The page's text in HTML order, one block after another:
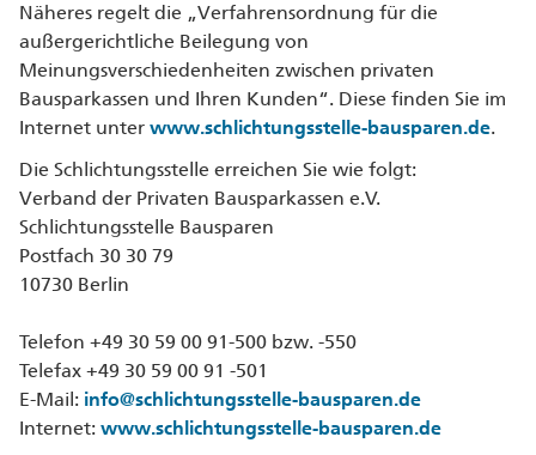
Näheres regelt die „Verfahrensordnung für die
außergerichtliche Beilegung von
Meinungsverschiedenheiten zwischen privaten
Bausparkassen und Ihren Kunden“. Diese finden Sie im
Internet unter www.schlichtungsstelle-bausparen.de.
Die Schlichtungsstelle erreichen Sie wie folgt:
Verband der Privaten Bausparkassen e.V.
Schlichtungsstelle Bausparen
Postfach 30 30 79
10730 Berlin
Telefon +49 30 59 00 91-500 bzw. -550
Telefax +49 30 59 00 91 -501
E-Mail: info@schlichtungsstelle-bausparen.de
Internet: www.schlichtungsstelle-bausparen.de